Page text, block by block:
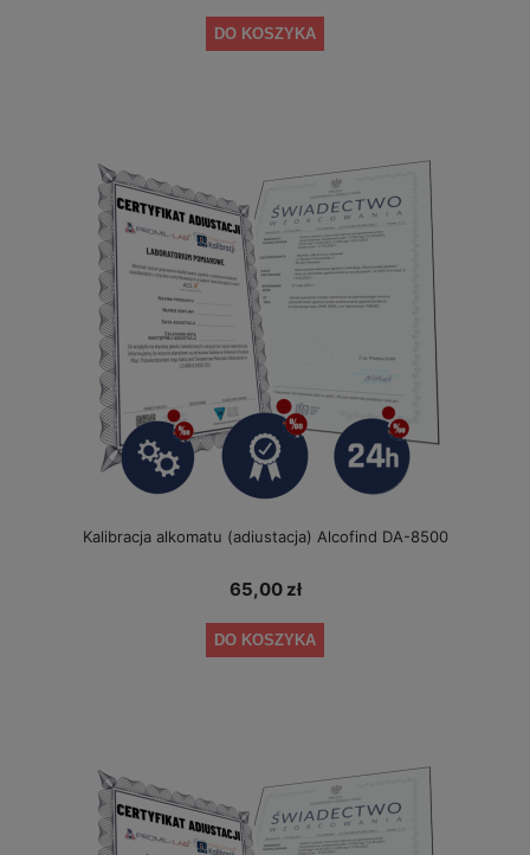
DO KOSZYKA
Kalibracja alkomatu (adiustacja) Alcofind DA-8500
65,00 zł
DO KOSZYKA